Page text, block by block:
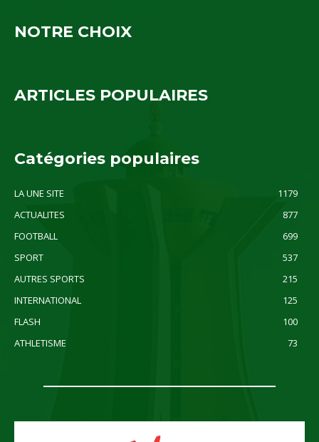
NOTRE CHOIX
ARTICLES POPULAIRES
Catégories populaires
LA UNE SITE
1179
ACTUALITES
877
FOOTBALL
699
SPORT
537
AUTRES SPORTS
215
INTERNATIONAL
125
FLASH
100
ATHLETISME
73